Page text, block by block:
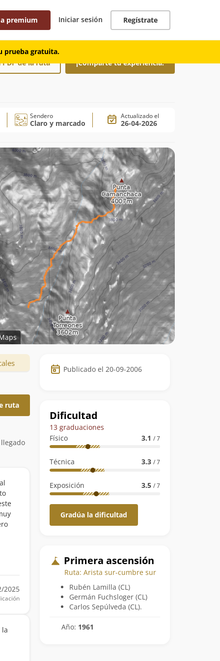
premium Iniciar sesión Regístrate
prueba gratuita.
PDF de la ruta ¡Comparte tu experiencia!
Sendero
Claro y marcado
Actualizado el
26-04-2026
Datos
de
ruta
Publicado el 20-09-2006
Dificultad
13 graduaciones
Físico
3.1 / 7
Técnica 3.3 / 7
Exposición 3.5 / 7
Gradúa la dificultad
Primera ascensión
Ruta: Arista sur-cumbre sur
Rubén Lamilla (CL)
Germán Fuchsloger (CL)
Carlos Sepúlveda (CL).
Año: 1961
ruta
2025
la